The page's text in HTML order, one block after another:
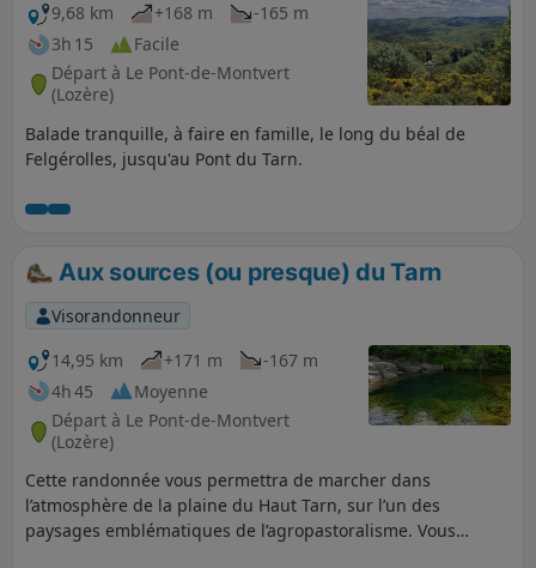
9,68 km
+168 m
-165 m
3h 15
Facile
Départ à Le Pont-de-Montvert
(Lozère)
Balade tranquille, à faire en famille, le long du béal de
Felgérolles, jusqu'au Pont du Tarn.
Aux sources (ou presque) du Tarn
Visorandonneur
14,95 km
+171 m
-167 m
4h 45
Moyenne
Départ à Le Pont-de-Montvert
(Lozère)
Cette randonnée vous permettra de marcher dans
l’atmosphère de la plaine du Haut Tarn, sur l’un des
paysages emblématiques de l’agropastoralisme. Vous